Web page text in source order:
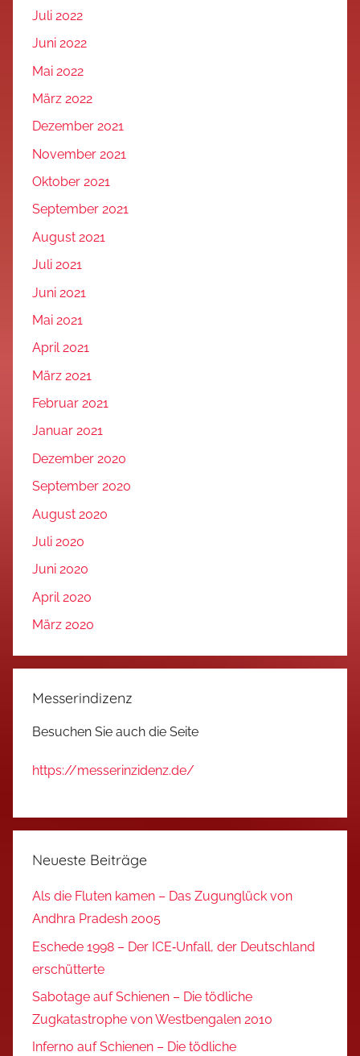
Juli 2022
Juni 2022
Mai 2022
März 2022
Dezember 2021
November 2021
Oktober 2021
September 2021
August 2021
Juli 2021
Juni 2021
Mai 2021
April 2021
März 2021
Februar 2021
Januar 2021
Dezember 2020
September 2020
August 2020
Juli 2020
Juni 2020
April 2020
März 2020
Messerindizenz
Besuchen Sie auch die Seite
https://messerinzidenz.de/
Neueste Beiträge
Als die Fluten kamen – Das Zugunglück von
Andhra Pradesh 2005
Eschede 1998 – Der ICE‑Unfall, der Deutschland
erschütterte
Sabotage auf Schienen – Die tödliche
Zugkatastrophe von Westbengalen 2010
Inferno auf Schienen – Die tödliche